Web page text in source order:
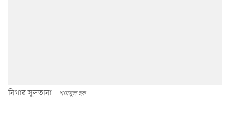
নিগার সুলতানা শামসুল হক